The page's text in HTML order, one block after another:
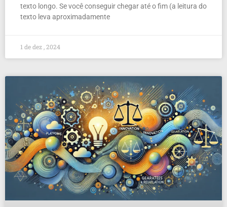
texto longo. Se você conseguir chegar até o fim (a leitura do
texto leva aproximadamente
1 de dez , 2024